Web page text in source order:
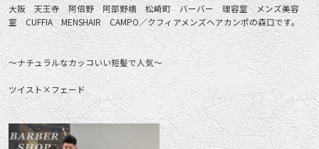
大阪 天王寺 阿倍野 阿部野橋 松崎町 バーバー 理容室 メンズ美容
室 CUFFIA MENSHAIR CAMPO／クフィアメンズヘアカンポの森口です。
～ナチュラルなカッコいい短髪で人気～
ツイスト×フェード